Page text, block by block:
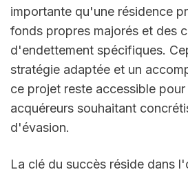
importante qu'une résidence
fonds propres majorés et des
d'endettement spécifiques.
stratégie adaptée et un
ce projet reste accessible
acquéreurs souhaitant
d'évasion.
La clé du succès réside dans